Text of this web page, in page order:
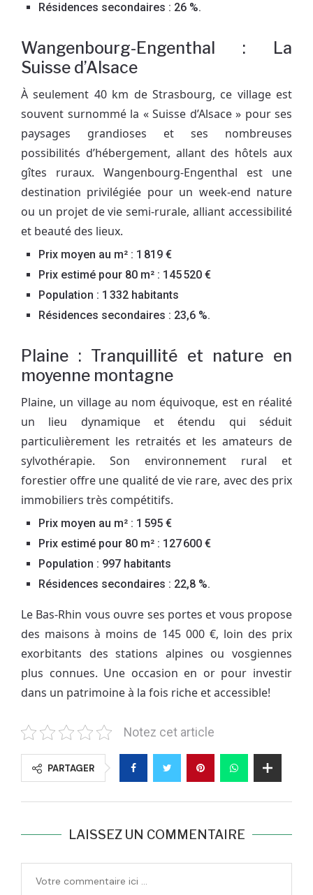
Résidences secondaires : 26 %.
Wangenbourg-Engenthal : La
Suisse d’Alsace
À seulement 40 km de Strasbourg, ce village est
souvent surnommé la « Suisse d’Alsace » pour ses
paysages grandioses et ses nombreuses
possibilités d’hébergement, allant des hôtels aux
gîtes ruraux. Wangenbourg-Engenthal est une
destination privilégiée pour un week-end nature
ou un projet de vie semi-rurale, alliant accessibilité
et beauté des lieux.
Prix moyen au m² : 1 819 €
Prix estimé pour 80 m² : 145 520 €
Population : 1 332 habitants
Résidences secondaires : 23,6 %.
Plaine : Tranquillité et nature en
moyenne montagne
Plaine, un village au nom équivoque, est en réalité
un lieu dynamique et étendu qui séduit
particulièrement les retraités et les amateurs de
sylvothérapie. Son environnement rural et
forestier offre une qualité de vie rare, avec des prix
immobiliers très compétitifs.
Prix moyen au m² : 1 595 €
Prix estimé pour 80 m² : 127 600 €
Population : 997 habitants
Résidences secondaires : 22,8 %.
Le Bas-Rhin vous ouvre ses portes et vous propose
des maisons à moins de 145 000 €, loin des prix
exorbitants des stations alpines ou vosgiennes
plus connues. Une occasion en or pour investir
dans un patrimoine à la fois riche et accessible!
Notez cet article
PARTAGER
LAISSEZ UN COMMENTAIRE